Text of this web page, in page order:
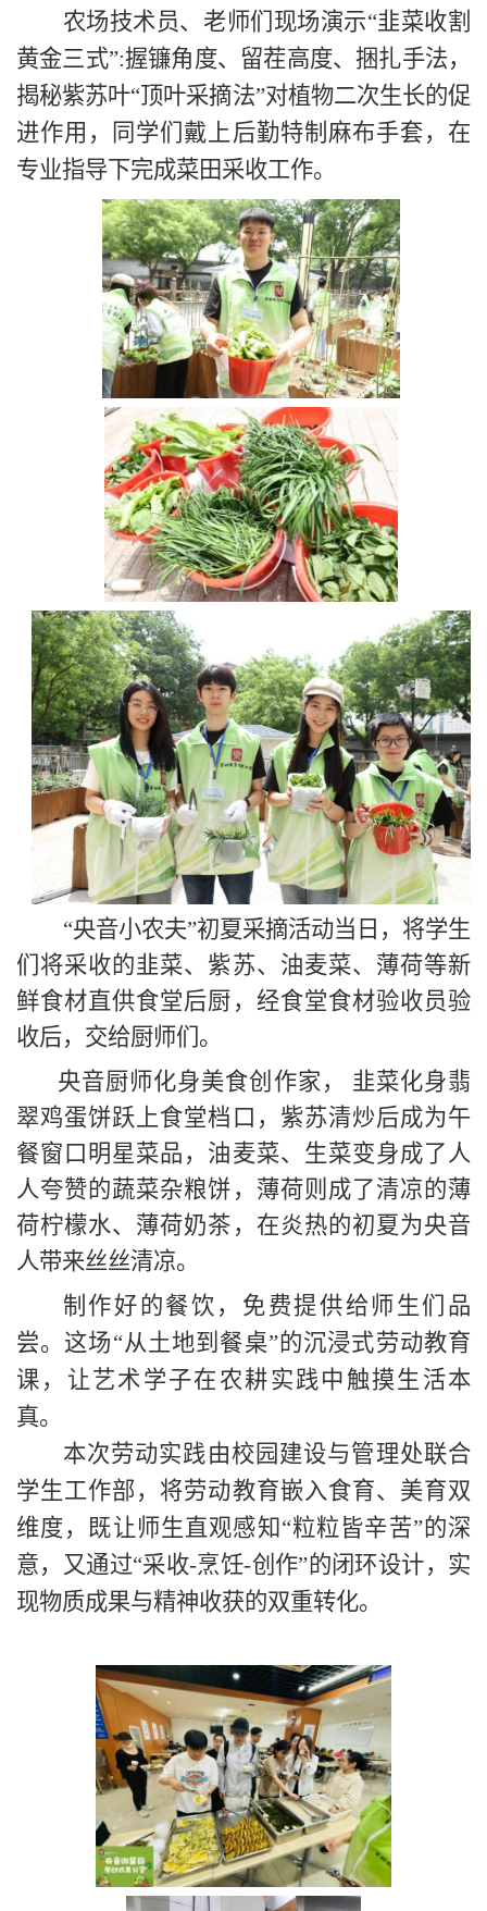
农场技术员、老师们现场演示“韭菜收割
黄金三式”:握镰角度、留茬高度、捆扎手法，
揭秘紫苏叶“顶叶采摘法”对植物二次生长的促
进作用，同学们戴上后勤特制麻布手套，在
专业指导下完成菜田采收工作。
“央音小农夫”初夏采摘活动当日，将学生
们将采收的韭菜、紫苏、油麦菜、薄荷等新
鲜食材直供食堂后厨，经食堂食材验收员验
收后，交给厨师们。
央音厨师化身美食创作家， 韭菜化身翡
翠鸡蛋饼跃上食堂档口，紫苏清炒后成为午
餐窗口明星菜品，油麦菜、生菜变身成了人
人夸赞的蔬菜杂粮饼，薄荷则成了清凉的薄
荷柠檬水、薄荷奶茶，在炎热的初夏为央音
人带来丝丝清凉。
制作好的餐饮，免费提供给师生们品
尝。这场“从土地到餐桌”的沉浸式劳动教育
课，让艺术学子在农耕实践中触摸生活本
真。
本次劳动实践由校园建设与管理处联合
学生工作部，将劳动教育嵌入食育、美育双
维度，既让师生直观感知“粒粒皆辛苦”的深
意，又通过“采收-烹饪-创作”的闭环设计，实
现物质成果与精神收获的双重转化。